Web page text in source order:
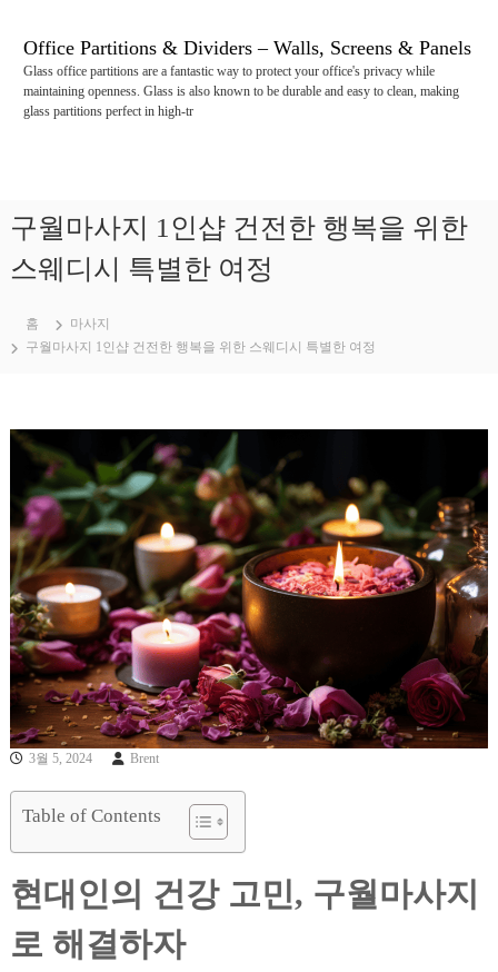
Office Partitions & Dividers – Walls, Screens & Panels
Glass office partitions are a fantastic way to protect your office's privacy while
maintaining openness. Glass is also known to be durable and easy to clean, making
glass partitions perfect in high-tr
구월마사지 1인샵 건전한 행복을 위한
스웨디시 특별한 여정
홈
마사지
구월마사지 1인샵 건전한 행복을 위한 스웨디시 특별한 여정
3월 5, 2024 Brent
Table of Contents
현대인의 건강 고민, 구월마사지
로 해결하자